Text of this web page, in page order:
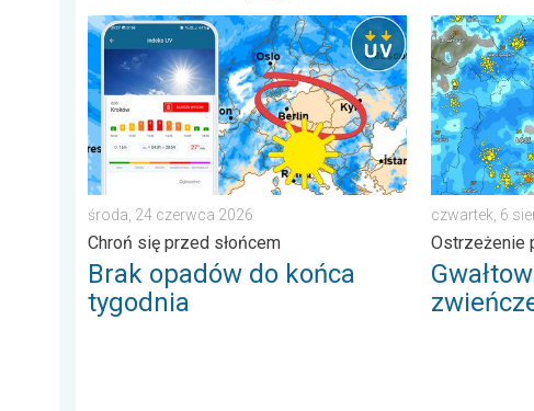
Brak opadów do końca tygodnia. Chroń się przed
środa, 24 czerwca 2026
Chroń się przed słońcem
Brak opadów do końca
tygodnia
Gwałtowne
czwartek, 6
Ostrzeżenie